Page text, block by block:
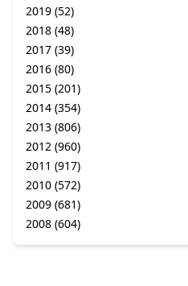
2019 (52)
2018 (48)
2017 (39)
2016 (80)
2015 (201)
2014 (354)
2013 (806)
2012 (960)
2011 (917)
2010 (572)
2009 (681)
2008 (604)